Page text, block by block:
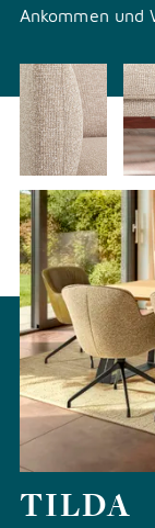
Ankommen und
TILDA